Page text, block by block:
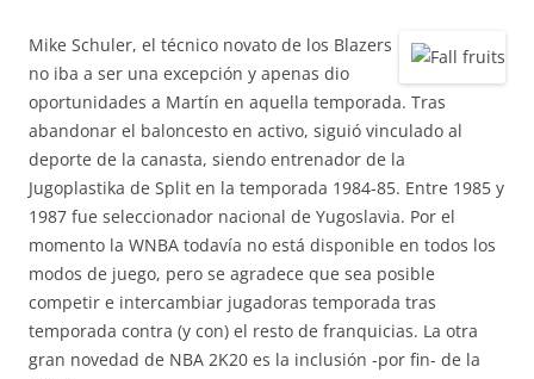
Mike Schuler, el técnico novato de los Blazers
no iba a ser una excepción y apenas dio
oportunidades a Martín en aquella temporada. Tras
abandonar el baloncesto en activo, siguió vinculado al
deporte de la canasta, siendo entrenador de la
Jugoplastika de Split en la temporada 1984-85. Entre 1985 y
1987 fue seleccionador nacional de Yugoslavia. Por el
momento la WNBA todavía no está disponible en todos los
modos de juego, pero se agradece que sea posible
competir e intercambiar jugadoras temporada tras
temporada contra (y con) el resto de franquicias. La otra
gran novedad de NBA 2K20 es la inclusión -por fin- de la